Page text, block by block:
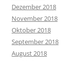
Dezember 2018
November 2018
Oktober 2018
September 2018
August 2018